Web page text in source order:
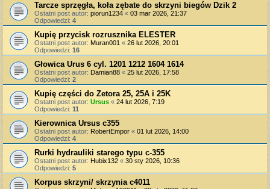
Tarcze sprzęgła, koła zębate do skrzyni biegów Dzik 2
Ostatni post autor: piorun1234 « 03 mar 2026, 21:37
Odpowiedzi: 4
Kupię przycisk rozrusznika ELESTER
Ostatni post autor: Muran001 « 26 lut 2026, 20:01
Odpowiedzi: 16
Głowica Urus 6 cyl. 1201 1212 1604 1614
Ostatni post autor: Damian88 « 25 lut 2026, 17:58
Odpowiedzi: 2
Kupię części do Zetora 25, 25A i 25K
Ostatni post autor: Ursus « 24 lut 2026, 7:19
Odpowiedzi: 11
Kierownica Ursus c355
Ostatni post autor: RobertEmpor « 01 lut 2026, 14:00
Odpowiedzi: 4
Rurki hydrauliki starego typu c-355
Ostatni post autor: Hubix132 « 30 sty 2026, 10:36
Odpowiedzi: 5
Korpus skrzyni/ skrzynia c4011